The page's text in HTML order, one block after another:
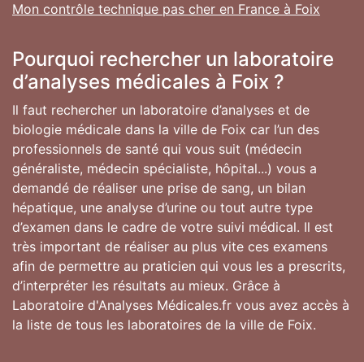
Mon contrôle technique pas cher en France à Foix
Pourquoi rechercher un laboratoire
d’analyses médicales à Foix ?
Il faut rechercher un laboratoire d’analyses et de
biologie médicale dans la ville de Foix car l’un des
professionnels de santé qui vous suit (médecin
généraliste, médecin spécialiste, hôpital...) vous a
demandé de réaliser une prise de sang, un bilan
hépatique, une analyse d’urine ou tout autre type
d’examen dans le cadre de votre suivi médical. Il est
très important de réaliser au plus vite ces examens
afin de permettre au praticien qui vous les a prescrits,
d’interpréter les résultats au mieux. Grâce à
Laboratoire d'Analyses Médicales.fr vous avez accès à
la liste de tous les laboratoires de la ville de Foix.